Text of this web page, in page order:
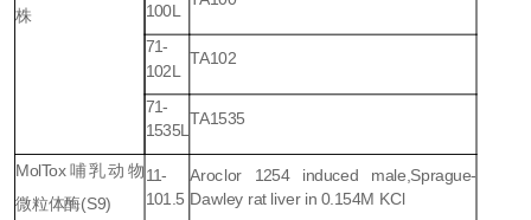
株
100L
71-
102L
TA102
71-
1535L
TA1535
MolTox哺乳动物
微粒体酶(S9)
11-
101.5
Aroclor 1254 induced male, Sprague-
Dawley rat liver in 0.154M KCl